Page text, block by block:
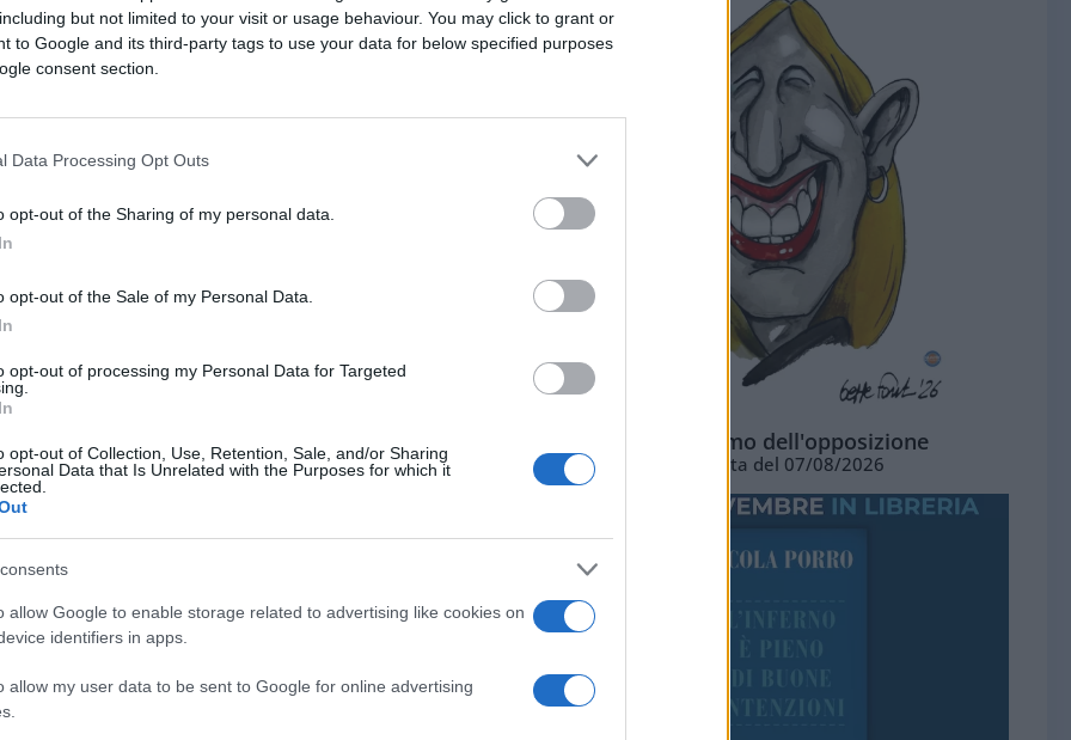
but not limited to your visit or usage behaviour. You may click to grant or
to Google and its third-party tags to use your data for below specified purposes
consent section.
Data Processing Opt Outs
opt-out of the Sharing of my personal data.
opt-out of the Sale of my Personal Data.
opt-out of processing my Personal Data for Targeted
opt-out of Collection, Use, Retention, Sale, and/or Sharing
Data that Is Unrelated with the Purposes for which it
allow Google to enable storage related to advertising like cookies on
identifiers in apps.
allow my user data to be sent to Google for online advertising
hanno spinto il numero uno del Cremlino
“La Russia e l’Italia sono unite per l’arte
italiana e ci ha sempre tenuti vicini.
popolo. Noi in Russia l’abbiamo
così”. Una visita, quella di Jorit a
il
spunta un tweet imbarazzante a firma
Jorit non ha mai fatto mistero delle
spesso scagliandosi contro la
Ma non solo. L’artista
realizzato sulla facciata dell’istituto
nel marzo 2022. Era il viso dello
devono essere un ponte tra i
con Putin dell’altro giorno ha
con i dem in prima fila.
Europeo
Europea e al Consiglio dell’Unione
in arte Jorit, tra gli individui
L'ottimismo dell'opposizione
Vignetta del 07/08/2026